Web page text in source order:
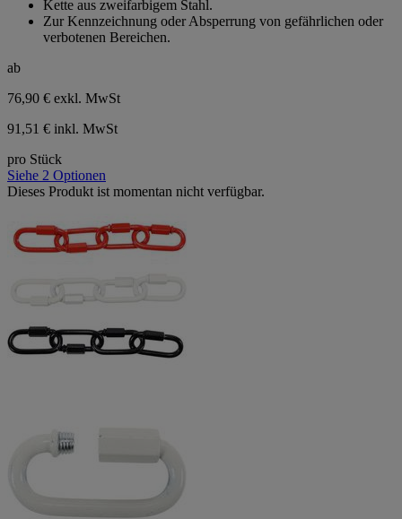
Sternen.
Kette aus zweifarbigem Stahl.
Zur Kennzeichnung oder Absperrung von gefährlichen oder
verbotenen Bereichen.
ab
76,90 € exkl. MwSt
91,51 € inkl. MwSt
pro Stück
Siehe 2 Optionen
Dieses Produkt ist momentan nicht verfügbar.